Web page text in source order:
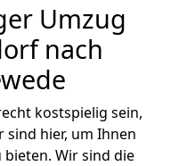
Umzug
nach
kostspielig sein,
sind hier, um Ihnen
bieten. Wir sind die